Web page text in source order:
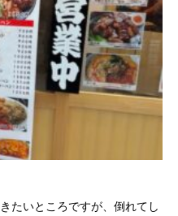
たいところですが、倒れてし